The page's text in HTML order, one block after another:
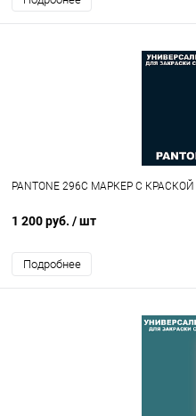
PANTONE 296C МАРКЕР С КРАСКОЙ
1 200 руб. / шт
Подробнее